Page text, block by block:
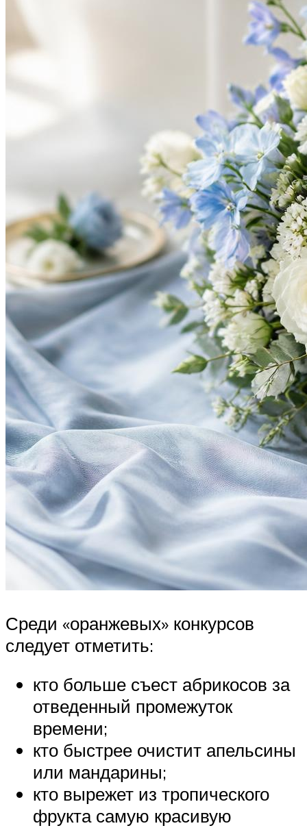
Среди «оранжевых» конкурсов
следует отметить:
кто больше съест абрикосов за
отведенный промежуток
времени;
кто быстрее очистит апельсины
или мандарины;
кто вырежет из тропического
фрукта самую красивую